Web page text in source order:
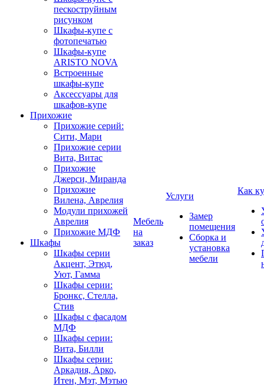
пескоструйным
рисунком
Шкафы-купе с
фотопечатью
Шкафы-купе
ARISTO NOVA
Встроенные
шкафы-купе
Аксессуары для
шкафов-купе
Прихожие
Прихожие серий:
Сити, Мари
Прихожие серии
Вита, Витас
Прихожие
Джерси, Миранда
Прихожие
Вилена, Аврелия
Модули прихожей
Аврелия
Прихожие МДФ
Шкафы
Шкафы серии
Акцент, Этюд,
Уют, Гамма
Шкафы серии:
Бронкс, Стелла,
Стив
Шкафы с фасадом
МДФ
Шкафы серии:
Вита, Билли
Шкафы серии:
Аркадия, Арко,
Итен, Мэт, Мэтью
Мебель
на
заказ
Услуги
Замер
помещения
Сборка и
установка
мебели
Как